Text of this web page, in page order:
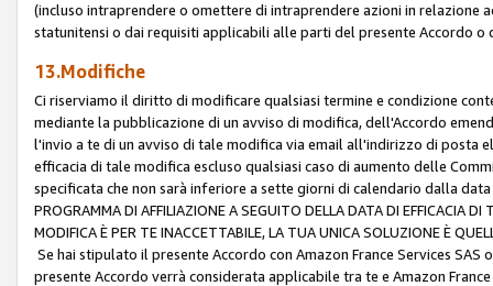
(incluso intraprendere o omettere di intraprendere azioni in relazione
statunitensi o dai requisiti applicabili alle parti del presente Accordo o
13.Modifiche
Ci riserviamo il diritto di modificare qualsiasi termine e condizione
mediante la pubblicazione di un avviso di modifica, dell'Accordo
l'invio a te di un avviso di tale modifica via email all'indirizzo di
efficacia di tale modifica escluso qualsiasi caso di aumento delle
specificata che non sarà inferiore a sette giorni di calendario dalla data
PROGRAMMA DI AFFILIAZIONE A SEGUITO DELLA DATA DI EFFICACIA
MODIFICA È PER TE INACCETTABILE, LA TUA UNICA SOLUZIONE È
Se hai stipulato il presente Accordo con Amazon France Services
presente Accordo verrà considerata applicabile tra te e Amazon